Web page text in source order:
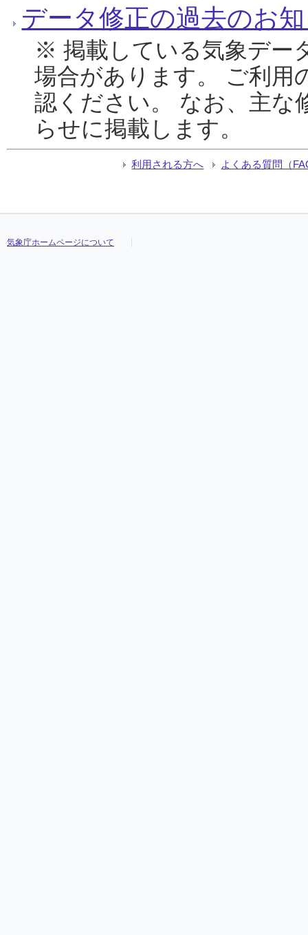
データ修正の過去のお
※ 掲載している気象デー
場合があります。 ご利用
認ください。 なお、主な
らせに掲載します。
利用される方へ よくある質問（
気象庁ホームページについて